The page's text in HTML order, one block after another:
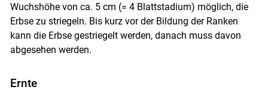
Wuchshöhe von ca. 5 cm (= 4 Blattstadium) möglich, die
Erbse zu striegeln. Bis kurz vor der Bildung der Ranken
kann die Erbse gestriegelt werden, danach muss davon
abgesehen werden.
Ernte